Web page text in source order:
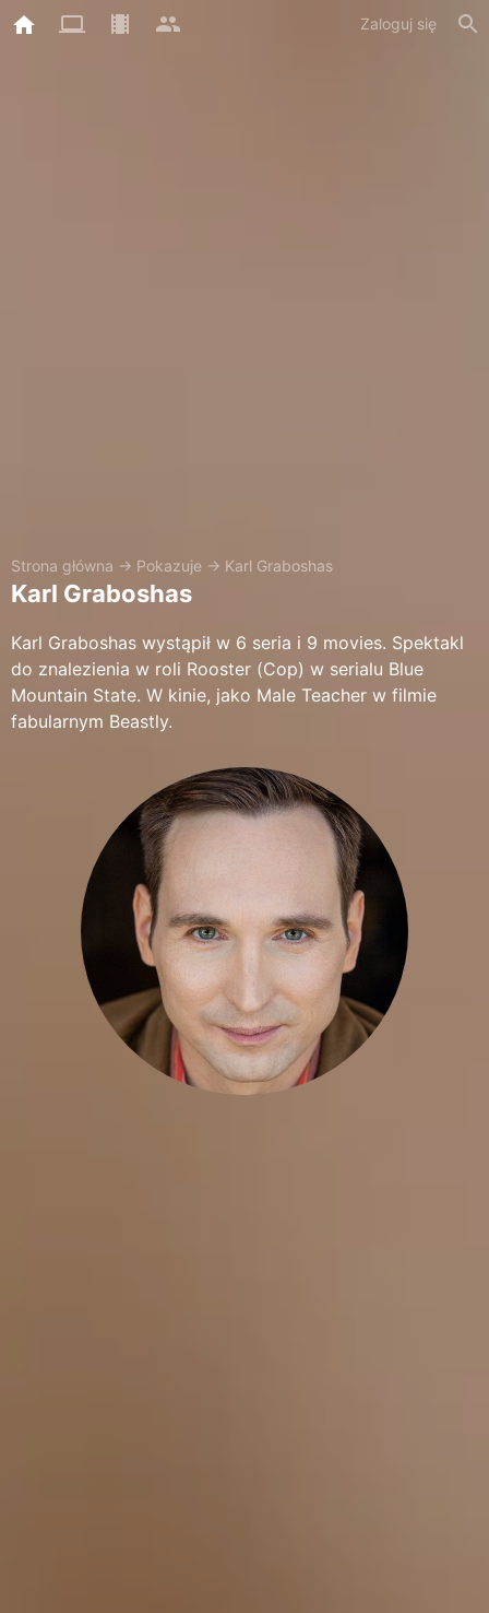
Zaloguj się
Strona główna → Pokazuje → Karl Graboshas
Karl Graboshas
Karl Graboshas wystąpił w 6 seria i 9 movies. Spektakl
do znalezienia w roli Rooster (Cop) w serialu Blue
Mountain State. W kinie, jako Male Teacher w filmie
fabularnym Beastly.